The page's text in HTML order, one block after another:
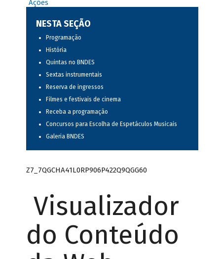
Ações
NESTA SEÇÃO
Programação
História
Quintas no BNDES
Sextas instrumentais
Reserva de ingressos
Filmes e festivais de cinema
Receba a programação
Concursos para Escolha de Espetáculos Musicais
Galeria BNDES
Z7_7QGCHA41L0RP906P422Q9QGG60
Visualizador
do Conteúdo